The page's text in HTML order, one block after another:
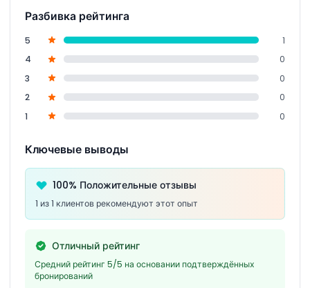
Разбивка рейтинга
5
1
4
0
3
0
2
0
1
0
Ключевые выводы
100% Положительные отзывы
1 из 1 клиентов рекомендуют этот опыт
Отличный рейтинг
Средний рейтинг 5/5 на основании подтверждённых
бронирований